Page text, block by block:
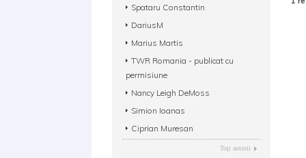
Spataru Constantin
DariusM
Marius Martis
TWR Romania - publicat cu
permisiune
Nancy Leigh DeMoss
Simion Ioanas
Ciprian Muresan
Toţi autorii